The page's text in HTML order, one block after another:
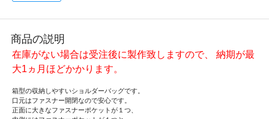
商品の説明
在庫がない場合は受注後に製作致しますので、 納期が最
大1ヵ月ほどかかります。
箱型の収納しやすいショルダーバッグです。
口元はファスナー開閉なので安心です。
正面に大きなファスナーポケットが１つ、